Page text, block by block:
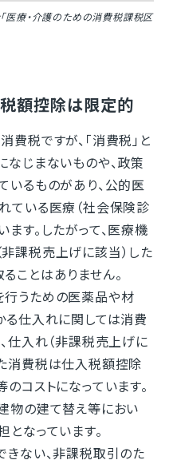
医療・介護のための消費税課税区
額控除は限定的
税ですが、「消費税」と
なじまないものや、政策
いるものがあり、公的医
ている医療（社会保険診
す。したがって、医療機
課税売上げに該当）した
ことはありません。
うための医薬品や材
る仕入れに関しては消費
仕入れ（非課税売上げに
消費税は仕入税額控除
コストになっています。
物の建て替え等におい
なっています。
きない、非課税取引のた